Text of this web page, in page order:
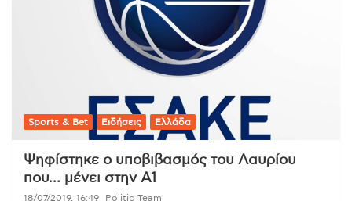
Sports & Bet Ειδήσεις Ελλάδα
Ψηφίστηκε ο υποβιβασμός του Λαυρίου
που… μένει στην Α1
18/07/2019, 16:49 Politic Team